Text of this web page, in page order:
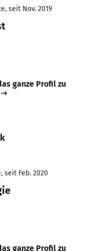
seit Nov. 2019
ganze Profil zu
seit Feb. 2020
ganze Profil zu